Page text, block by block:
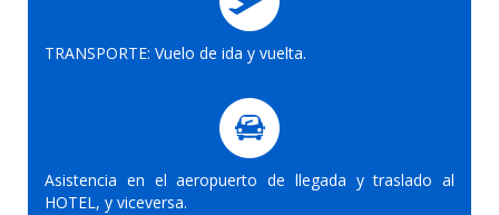
TRANSPORTE: Vuelo de ida y vuelta.
Asistencia en el aeropuerto de llegada y traslado al
HOTEL, y viceversa.